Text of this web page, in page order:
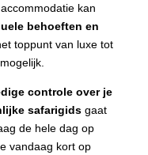
kan
behoeften en
toppunt van luxe tot
controle over je
safarigids gaat
de hele dag op
vandaag kort op